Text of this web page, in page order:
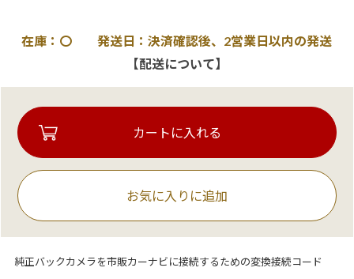
在庫：〇 発送日：決済確認後、2営業日以内の発送
【配送について】
お気に入りに追加
純正バックカメラを市販カーナビに接続するための変換接続コード